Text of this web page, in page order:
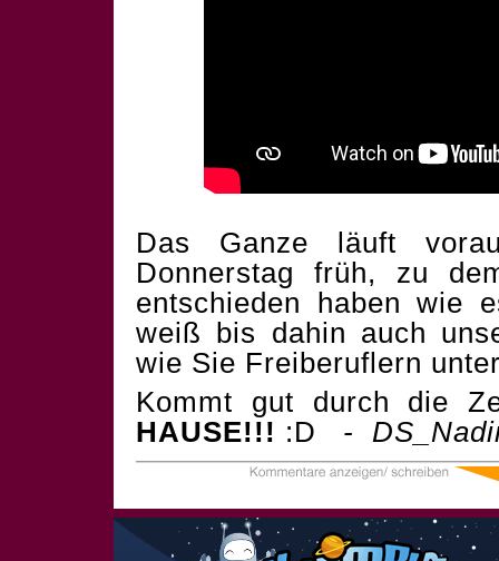
Das Ganze läuft
Donnerstag früh, zu
entschieden haben wie
weiß bis dahin auch
wie Sie Freiberuflern
Kommt gut durch die
HAUSE!!! :D -